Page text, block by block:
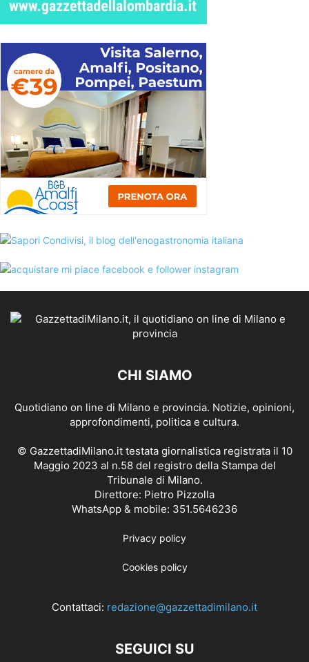
CHI SIAMO
Quotidiano on line di Milano e provincia. Notizie, opinioni,
approfondimenti, politica e cultura.
© GazzettadiMilano.it testata giornalistica registrata il 10
Maggio 2023 al n.58 del registro della Stampa del
Tribunale di Milano.
Direttore: Pietro Pizzolla
WhatsApp & mobile: 351.5646236
Privacy policy
Cookies policy
Contattaci: redazione@gazzettadimilano.it
SEGUICI SU